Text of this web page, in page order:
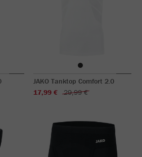
JAKO Tanktop Comfort 2.0
17,99 €
29,99 €